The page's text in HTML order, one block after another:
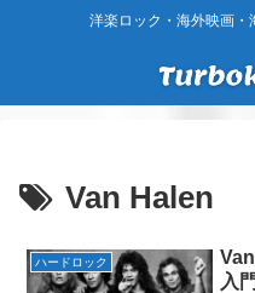
洋楽ロック・海外映画
Van Halen
ハードロック
入